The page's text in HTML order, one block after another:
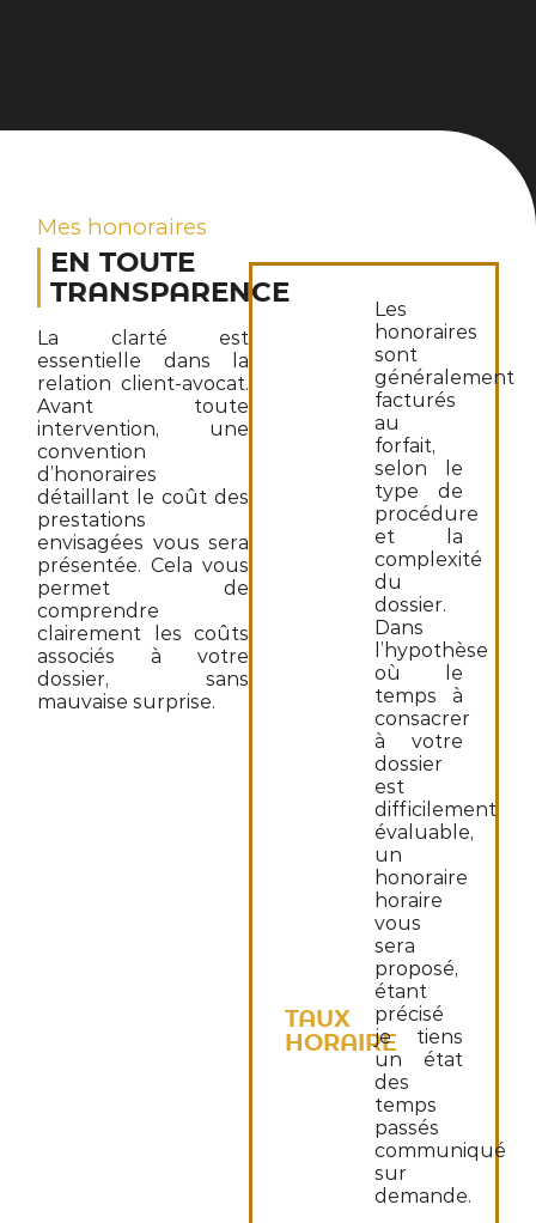
Mes honoraires
EN TOUTE
TRANSPARENCE
La clarté est
essentielle dans la
relation client-avocat.
Avant toute
intervention, une
convention
d’honoraires
détaillant le coût des
prestations
envisagées vous sera
présentée. Cela vous
permet de
comprendre
clairement les coûts
associés à votre
dossier, sans
mauvaise surprise.
TAUX
HORAIRE
Les
honoraires
sont
généralement
facturés
au
forfait,
selon le
type de
procédure
et la
complexité
du
dossier.
Dans
l’hypothèse
où le
temps à
consacrer
à votre
dossier
est
difficilement
évaluable,
un
honoraire
horaire
vous
sera
proposé,
étant
précisé
je tiens
un état
des
temps
passés
communiqué
sur
demande.